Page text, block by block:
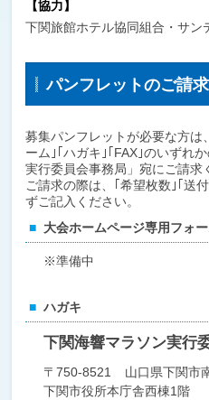
【協力】
下関旅館ホテル協同組合・サン
パンフレットのご請求
募集パンフレットが必要な方は
ーム｣｢ハガキ｣｢FAX｣のいずれ
実行委員会事務局」宛にご請求
ご請求の際は、｢希望枚数｣｢送
ずご記入ください。
大会ホームページ専用フォ
※準備中
ハガキ
下関海響マラソン実行
〒750-8521
山口県下関市
下関市役所本庁舎西棟1階